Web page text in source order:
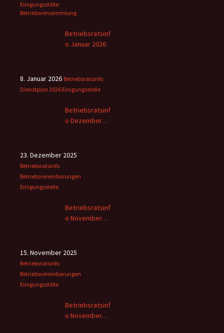
Einigungsstelle;
Betriebsversammlung
Betriebsratsinf
o Januar 2026
8. Januar 2026 Betriebsratsinfo
Dienstplan 2026 Einigungsstelle
Betriebsratsinf
o Dezember
23. Dezember 2025
Betriebsratsinfo
Betriebsvereinbarungen
Einigungsstelle
Betriebsratsinf
o November
15. November 2025
Betriebsratsinfo
Betriebsvereinbarungen
Einigungsstelle
Betriebsratsinf
o November